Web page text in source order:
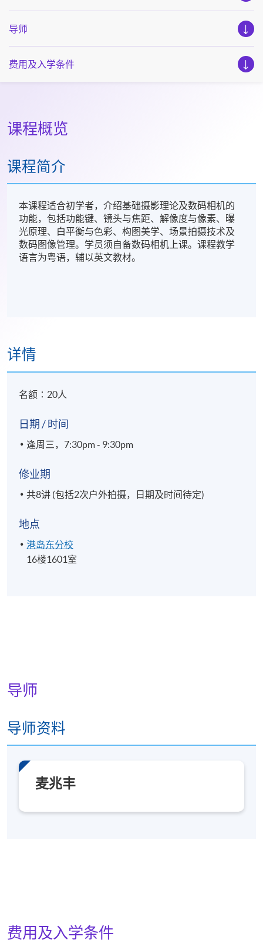
导师
费用及入学条件
课程概览
课程简介
本课程适合初学者，介绍基础摄影理论及数码相机的
功能，包括功能键、镜头与焦距、解像度与像素、曝
光原理、白平衡与色彩、构图美学、场景拍摄技术及
数码图像管理。学员须自备数码相机上课。课程教学
语言为粤语，辅以英文教材。
详情
名额∶20人
日期 / 时间
逢周三，7:30pm - 9:30pm
修业期
共8讲 (包括2次户外拍摄，日期及时间待定)
地点
港岛东分校
16楼1601室
导师
导师资料
麦兆丰
费用及入学条件